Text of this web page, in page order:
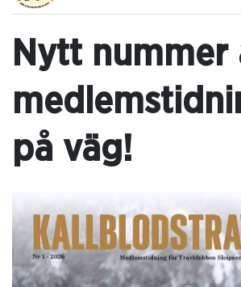
Nytt nummer
på väg!